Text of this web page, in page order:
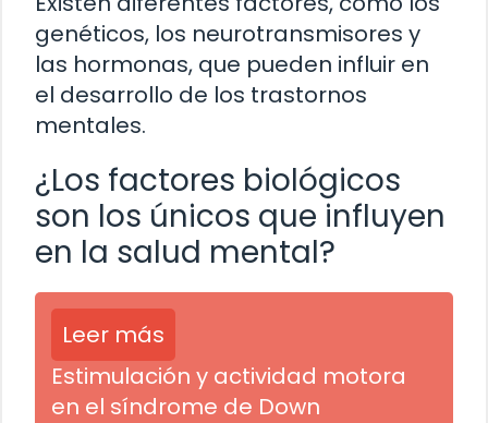
genéticos, los neurotransmisores y
las hormonas, que pueden influir en
el desarrollo de los trastornos
mentales.
¿Los factores biológicos
son los únicos que influyen
en la salud mental?
Leer más
Estimulación y actividad motora
en el síndrome de Down